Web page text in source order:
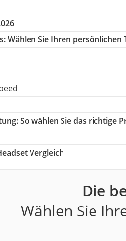
Wählen Sie Ihren persönlichen
: So wählen Sie das richtige
Vergleich
Die
Wählen Sie